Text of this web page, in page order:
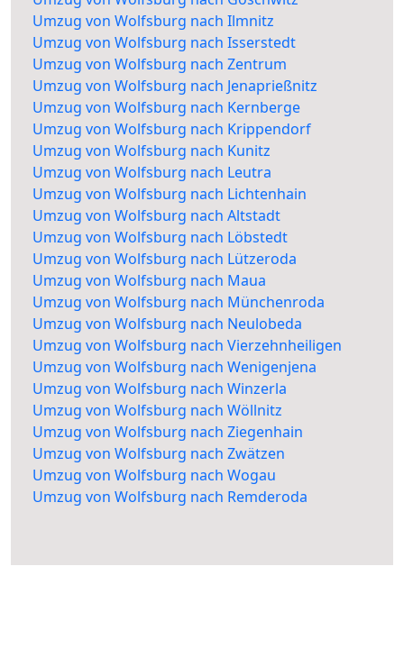
Umzug von Wolfsburg nach Ilmnitz
Umzug von Wolfsburg nach Isserstedt
Umzug von Wolfsburg nach Zentrum
Umzug von Wolfsburg nach Jenaprießnitz
Umzug von Wolfsburg nach Kernberge
Umzug von Wolfsburg nach Krippendorf
Umzug von Wolfsburg nach Kunitz
Umzug von Wolfsburg nach Leutra
Umzug von Wolfsburg nach Lichtenhain
Umzug von Wolfsburg nach Altstadt
Umzug von Wolfsburg nach Löbstedt
Umzug von Wolfsburg nach Lützeroda
Umzug von Wolfsburg nach Maua
Umzug von Wolfsburg nach Münchenroda
Umzug von Wolfsburg nach Neulobeda
Umzug von Wolfsburg nach Vierzehnheiligen
Umzug von Wolfsburg nach Wenigenjena
Umzug von Wolfsburg nach Winzerla
Umzug von Wolfsburg nach Wöllnitz
Umzug von Wolfsburg nach Ziegenhain
Umzug von Wolfsburg nach Zwätzen
Umzug von Wolfsburg nach Wogau
Umzug von Wolfsburg nach Remderoda